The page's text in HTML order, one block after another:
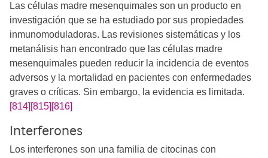
Las células madre mesenquimales son un producto en
investigación que se ha estudiado por sus propiedades
inmunomoduladoras. Las revisiones sistemáticas y los
metanálisis han encontrado que las células madre
mesenquimales pueden reducir la incidencia de eventos
adversos y la mortalidad en pacientes con enfermedades
graves o críticas. Sin embargo, la evidencia es limitada.
[814] [815] [816]
Interferones
Los interferones son una familia de citocinas con